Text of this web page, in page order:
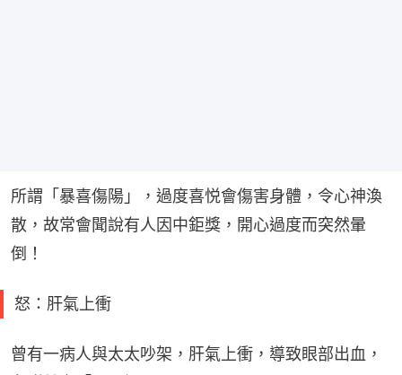
所謂「暴喜傷陽」，過度喜悦會傷害身體，令心神渙
散，故常會聞說有人因中鉅獎，開心過度而突然暈
倒！
怒：肝氣上衝
曾有一病人與太太吵架，肝氣上衝，導致眼部出血，